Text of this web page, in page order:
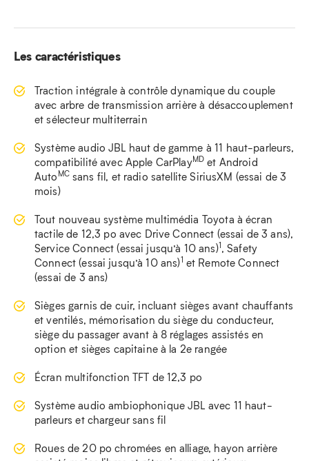
Les caractéristiques
Traction intégrale à contrôle dynamique du couple
avec arbre de transmission arrière à désaccouplement
et sélecteur multiterrain
Système audio JBL haut de gamme à 11 haut-parleurs,
compatibilité avec Apple CarPlayMD et Android
Auto MCsans fil, et radio satellite SiriusXM (essai de 3
mois)
Tout nouveau système multimédia Toyota à écran
tactile de 12,3 po avec Drive Connect (essai de 3 ans),
Service Connect (essai jusqu’à 10 ans)1, Safety
Connect (essai jusqu’à 10 ans)1 et Remote Connect
(essai de 3 ans)
Sièges garnis de cuir, incluant sièges avant chauffants
et ventilés, mémorisation du siège du conducteur,
siège du passager avant à 8 réglages assistés en
option et sièges capitaine à la 2e rangée
Écran multifonction TFT de 12,3 po
Système audio ambiophonique JBL avec 11 haut-
parleurs et chargeur sans fil
Roues de 20 po chromées en alliage, hayon arrière